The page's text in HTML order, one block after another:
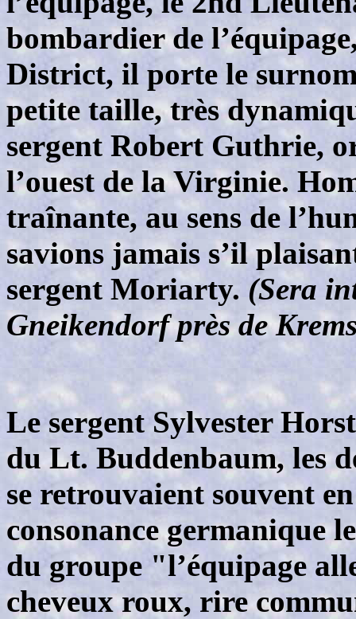
bombardier de
District, il porte le
petite taille, très
sergent Robert Guthrie,
l’ouest de la Virginie.
traînante, au sens de
savions jamais s’il
sergent Moriarty. (Sera
Gneikendorf près de
Le sergentSylvester
du Lt. Buddenbaum, les
se retrouvaient souvent
consonance germanique
du groupe "l’équipage
cheveux roux, rire